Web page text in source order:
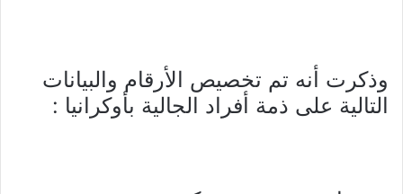
وذكرت أنه تم تخصيص الأرقام والبيانات
التالية على ذمة أفراد الجالية بأوكرانيا :